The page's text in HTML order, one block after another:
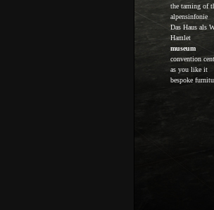
the taming of
alpensinfonie
Das Haus als
Hamlet
museum
convention
as you like it
bespoke